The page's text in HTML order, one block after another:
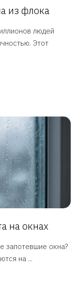
из флока
людей
Этот
на окнах
запотевшие окна?
на ...